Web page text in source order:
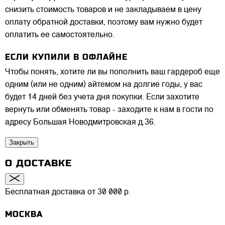
снизить стоимость товаров и не закладываем в цену
оплату обратной доставки, поэтому вам нужно будет
оплатить ее самостоятельно.
ЕСЛИ КУПИЛИ В ОФЛАЙНЕ
Чтобы понять, хотите ли вы пополнить ваш гардероб еще
одним (или не одним) айтемом на долгие годы, у вас
будет 14 дней без учета дня покупки. Если захотите
вернуть или обменять товар - заходите к нам в гости по
адресу Большая Новодмитровская д.36.
Закрыть
О ДОСТАВКЕ
Бесплатная доставка от 30 000 р.
МОСКВА